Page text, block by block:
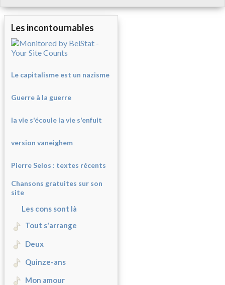
Les incontournables
Le capitalisme est un nazisme
Guerre à la guerre
la vie s'écoule la vie s'enfuit
version vaneighem
Pierre Selos : textes récents
Chansons gratuites sur son
site
Les cons sont là
Tout s'arrange
Deux
Quinze-ans
Mon amour